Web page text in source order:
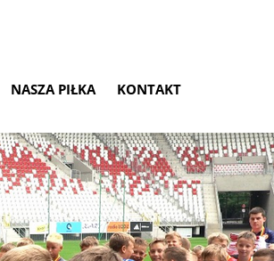
NASZA PIŁKA KONTAKT